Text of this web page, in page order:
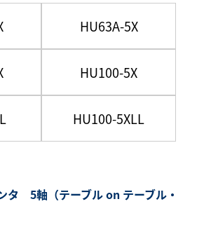
HU63A-5X
HU100-5X
HU100-5XLL
タ 5軸（テーブル on テーブル・